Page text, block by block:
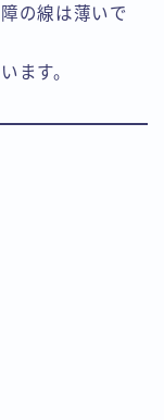
の線は薄いで
ます。